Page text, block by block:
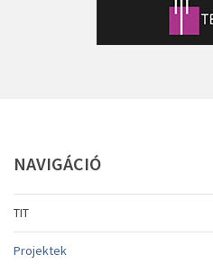
NAVIGÁCIÓ
TIT
Projektek